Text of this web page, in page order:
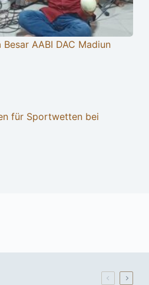
AABI DAC Madiun
für Sportwetten bei